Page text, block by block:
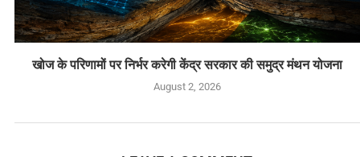
खोज के परिणामों पर निर्भर करेगी केंद्र सरकार की समुद्र मंथन योजना
August 2, 2026